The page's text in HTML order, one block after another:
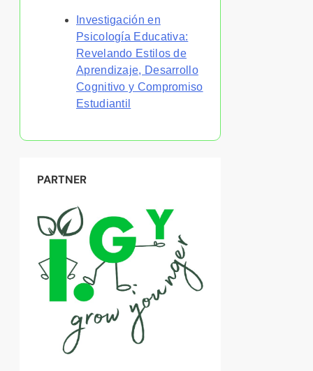
Investigación en
Psicología Educativa:
Revelando Estilos de
Aprendizaje, Desarrollo
Cognitivo y Compromiso
Estudiantil
PARTNER